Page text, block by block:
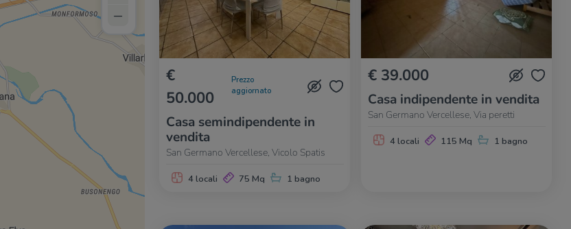
€
50.000
Prezzo
aggiornato
Casa semindipendente in
vendita
San Germano Vercellese, Vicolo Spatis
4 locali 75 Mq 1 bagno
€ 39.000
Casa indipendente in vendita
San Germano Vercellese, Via peretti
4 locali 115 Mq 1 bagno
–